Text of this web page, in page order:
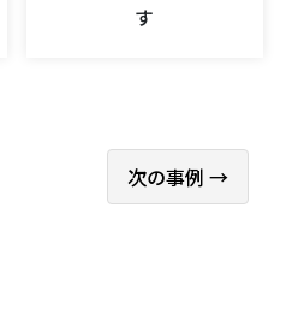
す
次の事例 →